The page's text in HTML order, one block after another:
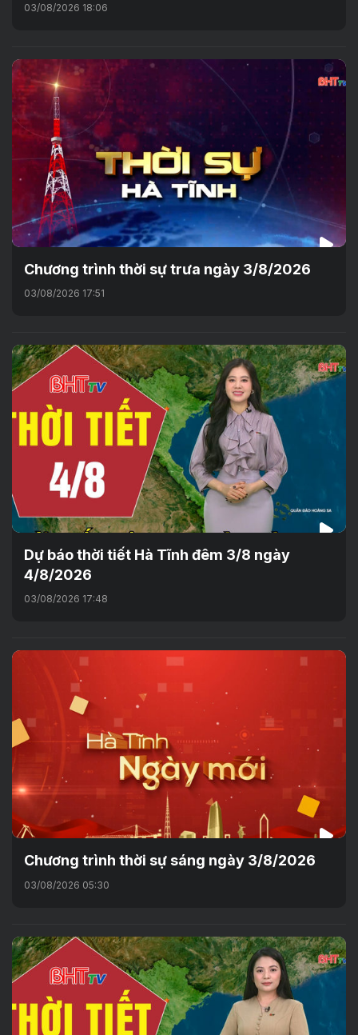
03/08/2026 18:06
Chương trình thời sự trưa ngày 3/8/2026
03/08/2026 17:51
Dự báo thời tiết Hà Tĩnh đêm 3/8 ngày
4/8/2026
03/08/2026 17:48
Chương trình thời sự sáng ngày 3/8/2026
03/08/2026 05:30